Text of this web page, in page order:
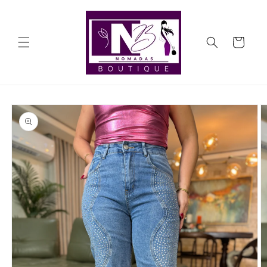
Carrito
directamente
a la
información
del producto